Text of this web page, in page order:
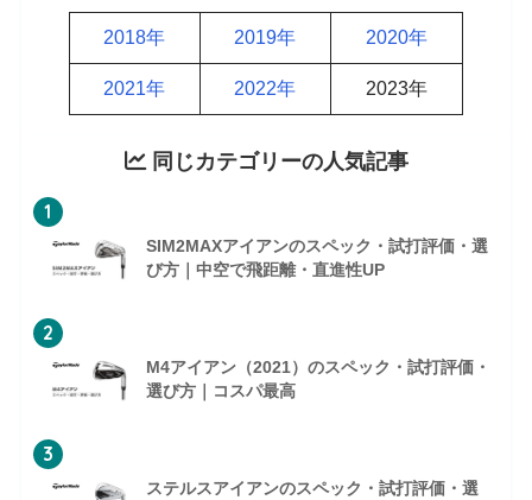
2018年 2019年 2020年
2021年 2022年 2023年
同じカテゴリーの人気記事
1
SIM2MAXアイアンのスペック・試打評価・選
び方｜中空で飛距離・直進性UP
2
M4アイアン（2021）のスペック・試打評価・
選び方｜コスパ最高
3
ステルスアイアンのスペック・試打評価・選